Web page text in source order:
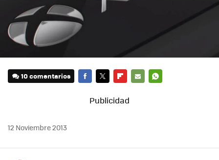
10 comentarios
12 Noviembre 2013